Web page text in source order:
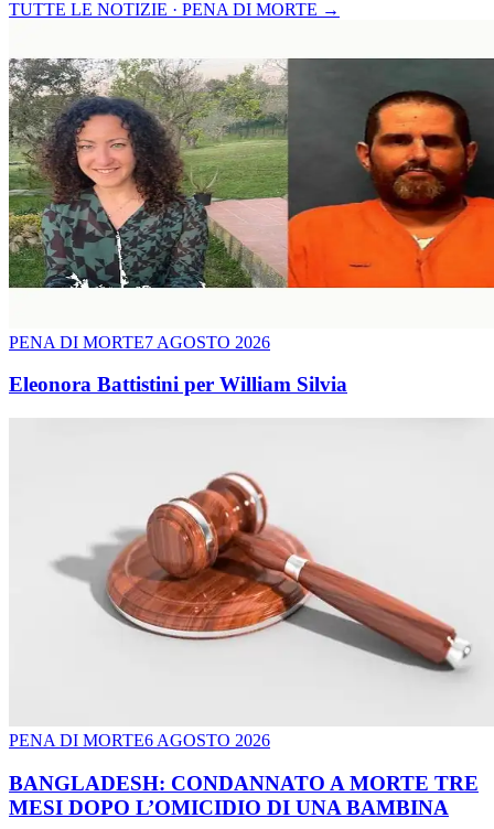
TUTTE LE NOTIZIE · PENA DI MORTE →
PENA DI MORTE7 AGOSTO 2026
Eleonora Battistini per William Silvia
PENA DI MORTE6 AGOSTO 2026
BANGLADESH: CONDANNATO A MORTE TRE
MESI DOPO L’OMICIDIO DI UNA BAMBINA